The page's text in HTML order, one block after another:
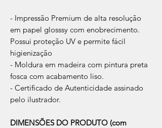
- Impressão Premium de alta resolução
em papel glosssy com enobrecimento.
Possui proteção UV e permite fácil
higienização
- Moldura em madeira com pintura preta
fosca com acabamento liso.
- Certificado de Autenticidade assinado
pelo ilustrador.
DIMENSÕES DO PRODUTO (com